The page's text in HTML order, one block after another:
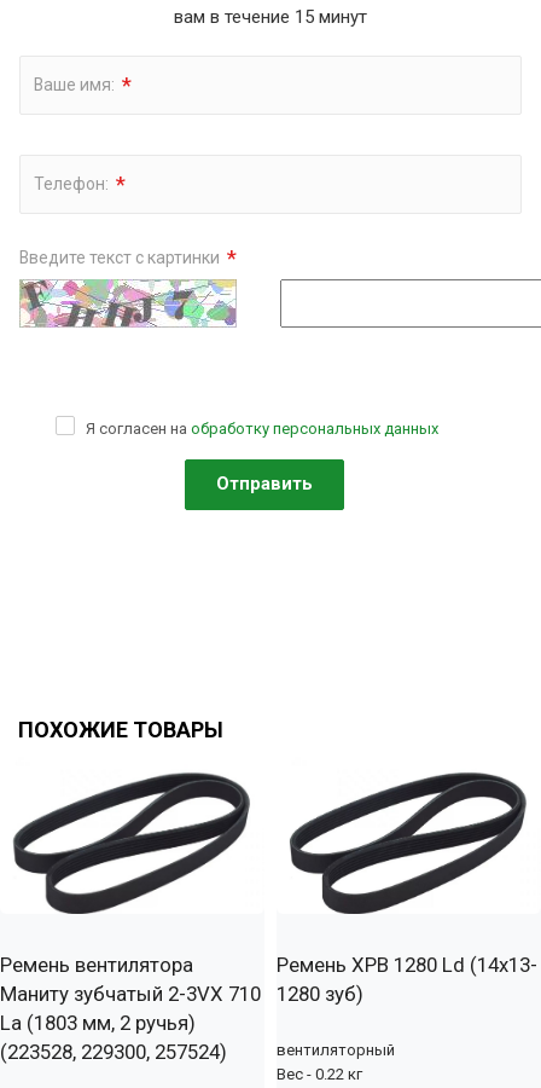
вам в течение 15 минут
Ваше имя: *
Телефон: *
Введите текст с картинки *
Я согласен на обработку персональных данных
ПОХОЖИЕ ТОВАРЫ
Ремень вентилятора
Маниту зубчатый 2-3VX 710
La (1803 мм, 2 ручья)
(223528, 229300, 257524)
Ремень XPB 1280 Ld (14х13-
1280 зуб)
вентиляторный
Вес - 0.22 кг